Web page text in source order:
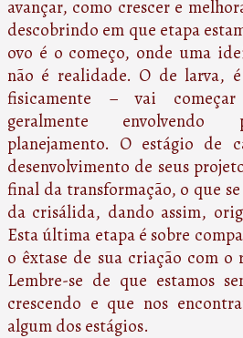
avançar, como crescer e
descobrindo em que etapa
ovo é o começo, onde uma
não é realidade. O de larva,
fisicamente – vai
geralmente envolvendo
planejamento. O estágio de
desenvolvimento de seus
final da transformação, o que
da crisálida, dando assim,
Esta última etapa é sobre
o êxtase de sua criação com o
Lembre-se de que estamos
crescendo e que nos
algum dos estágios.